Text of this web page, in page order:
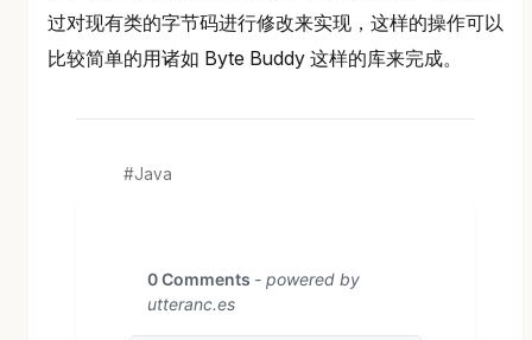
过对现有类的字节码进行修改来实现，这样的操作可以
比较简单的用诸如 Byte Buddy 这样的库来完成。
Java